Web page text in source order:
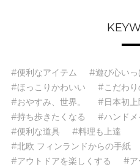
#便利なアイテム #遊び心いっ
#ほっこりかわいい
#こだわり
#おやすみ、世界。
#日本初上
#持ち歩きたくなる
#ハンドメ
#便利な道具
#料理も上達
#北欧 フィンランドからの手紙
#アウトドアを楽しくする
#ア